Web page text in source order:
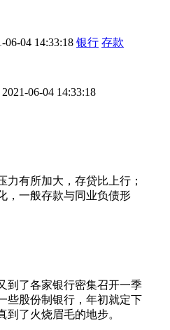
06-04 14:33:18 银行 存款
06-04 14:33:18
力有所加大，存贷比上行；
，一般存款与同业负债形
到了各家银行密集召开一季
些股份制银行，年初就定下
了火烧眉毛的地步。